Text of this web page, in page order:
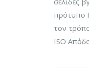
πρότυπο
τον
ISO